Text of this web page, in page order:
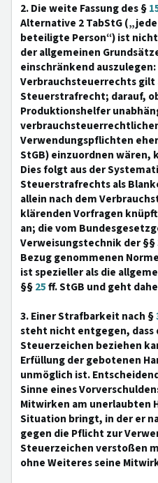
2. Die weite Fassung des §
Alternative 2 TabStG
beteiligte Person“) ist
der allgemeinen
einschränkend
Verbrauchsteuerrechts gilt
Steuerstrafrecht; darauf,
Produktionshelfer
Verwendungspflichten
StGB) einzuordnen wären,
Dies folgt aus der
Steuerstrafrechts als
allein nach dem
klärenden Vorfragen
an; die vom
Verweisungstechnik der §§
Bezug genommenen
ist spezieller als die
§§25ff. StGB und geht
3. Einer Strafbarkeit nach §
steht nicht entgegen, dass
Steuerzeichen beziehen
Erfüllung der gebotenen
unmöglich ist.
Sinne eines
Mitwirken am unerlaubten
Situation bringt, in der er
gegen die Pflicht zur
Steuerzeichen verstoßen
ohne Weiteres seine